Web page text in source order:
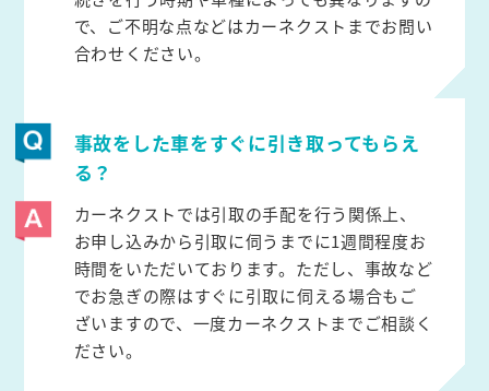
で、ご不明な点などはカーネクストまでお問い
合わせください。
事故をした車をすぐに引き取ってもらえ
る？
カーネクストでは引取の手配を行う関係上、
お申し込みから引取に伺うまでに1週間程度お
時間をいただいております。ただし、事故など
でお急ぎの際はすぐに引取に伺える場合もご
ざいますので、一度カーネクストまでご相談く
ださい。